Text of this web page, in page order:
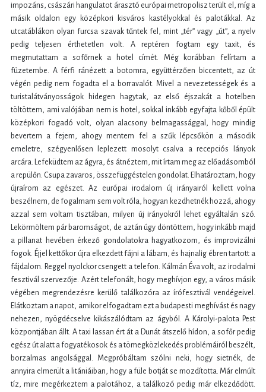
impozáns, császári hangulatot árasztó európai metropolisz terült el, míg a
másik oldalon egy középkori kisváros kastélyokkal és palotákkal. Az
utcatáblákon olyan furcsa szavak tűntek fel, mint „tér” vagy „út”, a nyelv
pedig teljesen érthetetlen volt. A reptéren fogtam egy taxit, és
megmutattam a sofőrnek a hotel címét. Még korábban felírtam a
füzetembe. A férfi ránézett a botomra, együttérzően biccentett, az út
végén pedig nem fogadta el a borravalót. Mivel a nevezetességek és a
turistalátványosságok hidegen hagytak, az első éjszakát a hotelben
töltöttem, ami valójában nem is hotel, sokkal inkább egyfajta kőből épült
középkori fogadó volt, olyan alacsony belmagassággal, hogy mindig
bevertem a fejem, ahogy mentem fel a szűk lépcsőkön a második
emeletre, szégyenlősen leplezett mosolyt csalva a recepciós lányok
arcára. Lefeküdtem az ágyra, és átnéztem, mit írtam meg az előadásomból
a repülőn. Csupa zavaros, összefüggéstelen gondolat. Elhatároztam, hogy
újraírom az egészet. Az európai irodalom új irányairól kellett volna
beszélnem, de fogalmam sem volt róla, hogyan kezdhetnék hozzá, ahogy
azzal sem voltam tisztában, milyen új irányokról lehet egyáltalán szó.
Lekörmöltem pár baromságot, de aztán úgy döntöttem, hogy inkább majd
a pillanat hevében érkező gondolatokra hagyatkozom, és improvizálni
fogok. Éjjel kettőkor újra elkezdett fájni a lábam, és hajnalig ébren tartott a
fájdalom. Reggel nyolckor csengett a telefon. Kálmán Éva volt, az irodalmi
fesztivál szervezője. Azért telefonált, hogy meghívjon egy, a város másik
végében megrendezésre kerülő találkozóra az írófesztivál vendégeivel.
Elátkoztam a napot, amikor elfogadtam ezt a budapesti meghívást és nagy
nehezen, nyögdécselve kikászálódtam az ágyból. A Károlyi-palota Pest
központjában állt. A taxi lassan ért át a Dunát átszelő hídon, a sofőr pedig
egész út alatt a fogyatékosok és a tömegközlekedés problémáiról beszélt,
borzalmas angolsággal. Megpróbáltam szólni neki, hogy sietnék, de
annyira elmerült a litániáiban, hogy a füle botját se mozdította. Már elmúlt
tíz, mire megérkeztem a palotához, a találkozó pedig már elkezdődött.